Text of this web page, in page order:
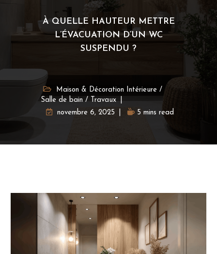
À QUELLE HAUTEUR METTRE
L’ÉVACUATION D’UN WC
SUSPENDU ?
Maison & Décoration Intérieure /
Salle de bain / Travaux
novembre 6, 2025
5 mins read